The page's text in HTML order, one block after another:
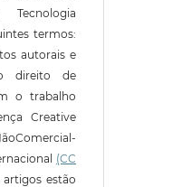
termos:
autorais e
direito de
o trabalho
Creative
(CC
artigos estão